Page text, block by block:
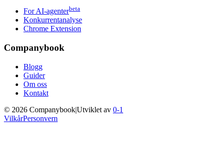
For AI-agenterbeta
Konkurrentanalyse
Chrome Extension
Companybook
Blogg
Guider
Om oss
Kontakt
© 2026 Companybook|Utviklet av 0-1
VilkårPersonvern